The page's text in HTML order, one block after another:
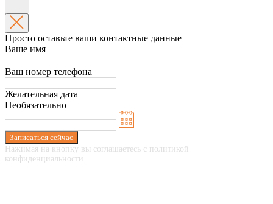
Просто оставьте ваши контактные данные
Ваше имя
Ваш номер телефона
Желательная дата
Необязательно
Записаться сейчас
Нажимая на кнопку вы соглашаетесь с политикой
конфиденциальности